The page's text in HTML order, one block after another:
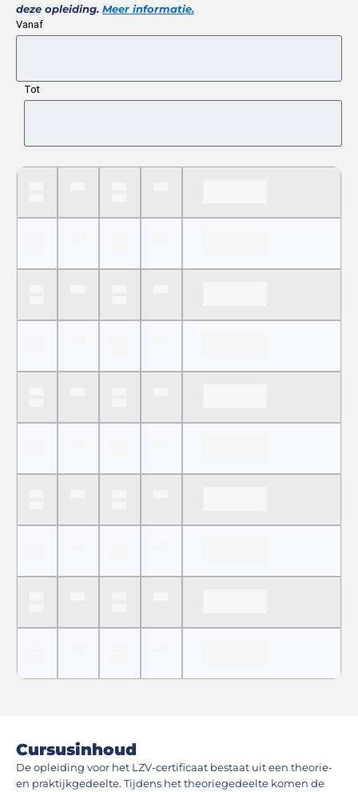
deze opleiding. Meer informatie.
Vanaf
Tot
Cursusinhoud
De opleiding voor het LZV-certificaat bestaat uit een theorie-
en praktijkgedeelte. Tijdens het theoriegedeelte komen de